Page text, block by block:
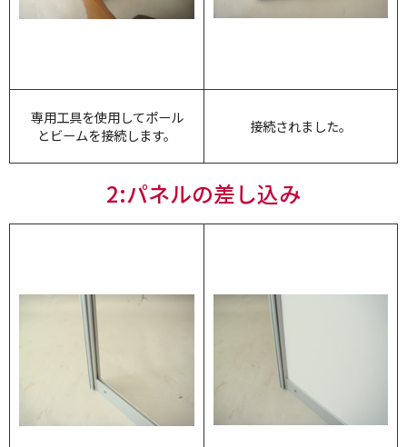
専用工具を使用してポール
とビームを接続します。
接続されました。
2:パネルの差し込み